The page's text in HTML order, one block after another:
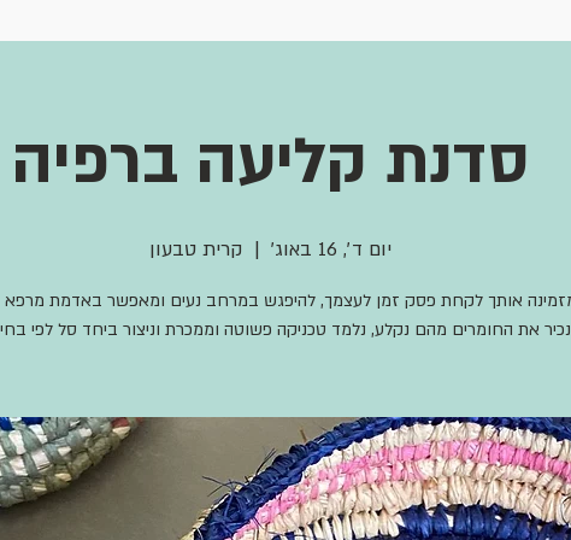
סדנת קליעה ברפיה
יום ד׳, 16 באוג׳
  |
קרית טבעון
נכיר את החומרים מהם נקלע, נלמד טכניקה פשוטה וממכרת וניצור ביחד סל לפי